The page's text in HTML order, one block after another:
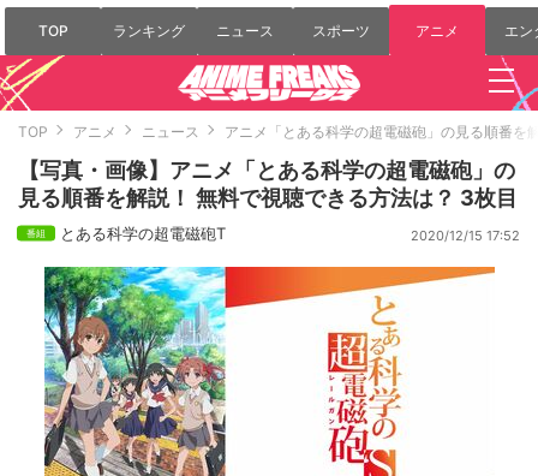
TOP ランキング ニュース スポーツ アニメ エン
TOP アニメ ニュース アニメ「とある科学の超電磁砲」の見る順番を
【写真・画像】アニメ「とある科学の超電磁砲」の
見る順番を解説！ 無料で視聴できる方法は？ 3枚目
とある科学の超電磁砲T 2020/12/15 17:52